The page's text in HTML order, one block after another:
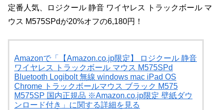
定番人気、ロジクール 静音 ワイヤレス トラックボール マ
ウス M575SPdが20%オフの6,180円！
Amazonで「【Amazon.co.jp限定】 ロジクール 静音
ワイヤレス トラックボール マウス M575SPd
Bluetooth Logibolt 無線 windows mac iPad OS
Chrome トラックボールマウス ブラック M575
M575SP 国内正規品 ※Amazon.co.jp限定 壁紙ダウ
ンロード付き」に関する詳細を見る